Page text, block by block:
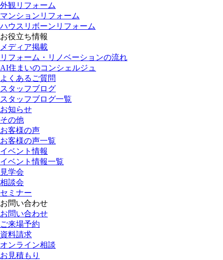
外観リフォーム
マンションリフォーム
ハウスリボーンリフォーム
お役立ち情報
メディア掲載
リフォーム・リノベーションの流れ
AI住まいのコンシェルジュ
よくあるご質問
スタッフブログ
スタッフブログ一覧
お知らせ
その他
お客様の声
お客様の声一覧
イベント情報
イベント情報一覧
見学会
相談会
セミナー
お問い合わせ
お問い合わせ
ご来場予約
資料請求
オンライン相談
お見積もり